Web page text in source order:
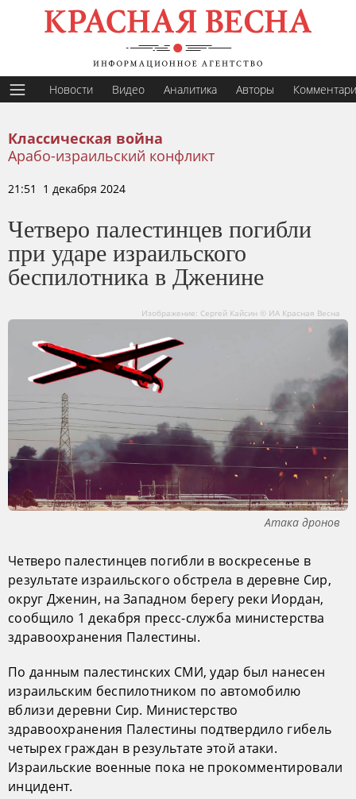
Новости Видео Аналитика Авторы
Классическая война
Арабо-израильский конфликт
21:51 1 декабря 2024
Четверо палестинцев погибли
при ударе израильского
беспилотника в Дженине
Изображение: Сергей Кайсин © ИА Красная Весна
Атака дронов
Четверо палестинцев погибли в воскресенье в
результате израильского обстрела в деревне Сир,
округ Дженин, на Западном берегу реки Иордан,
сообщило 1 декабря пресс-служба министерства
здравоохранения Палестины.
По данным палестинских СМИ, удар был нанесен
израильским беспилотником по автомобилю
вблизи деревни Сир. Министерство
здравоохранения Палестины подтвердило гибель
четырех граждан в результате этой атаки.
Израильские военные пока не прокомментировали
инцидент.